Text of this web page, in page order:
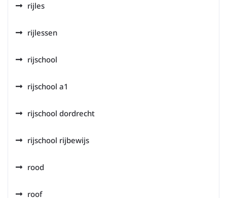
rijles
rijlessen
rijschool
rijschool a1
rijschool dordrecht
rijschool rijbewijs
rood
roof